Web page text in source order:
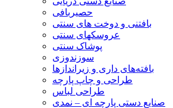
حصیربافی
بافتنی‌ و دوخت های سنتی
عروسکهای سنتی
پوشاک سنتی
سوزندوزی
بافته‌های داری و زیراندازها
طراحی و چاپ پارچه
طراحی لباس
صنایع دستی پارچه ای – نمدی